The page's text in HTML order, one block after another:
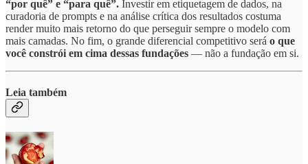
“por quê” e “para quê”. Investir em etiquetagem de dados, na
curadoria de prompts e na análise crítica dos resultados costuma
render muito mais retorno do que perseguir sempre o modelo com
mais camadas. No fim, o grande diferencial competitivo será o que
você constrói em cima dessas fundações — não a fundação em si.
Leia também